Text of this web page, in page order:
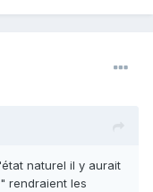
naturel il y aurait
rendraient les